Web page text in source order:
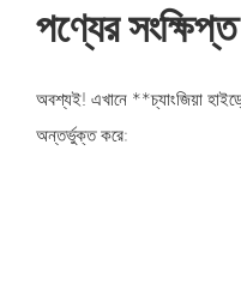
পণ্যের
অবশ্যই! এখানে **চ্যাংজিয়া
অন্তর্ভুক্ত করে: